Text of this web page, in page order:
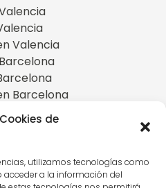
de
utilizamos tecnologías como
a la información del
Valencia
Barcelona
con Alzheimer